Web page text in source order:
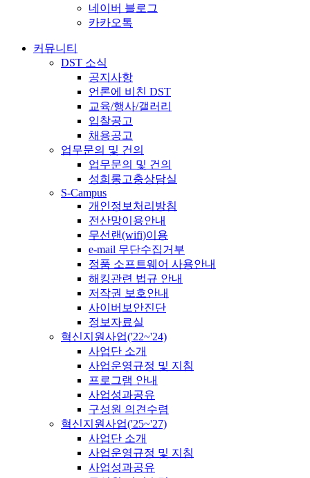
네이버 블로그
카카오톡
커뮤니티
DST 소식
공지사항
언론에 비친 DST
교육/행사/갤러리
입찰공고
채용공고
업무문의 및 건의
업무문의 및 건의
성희롱고충상담실
S-Campus
개인정보처리방침
전산망이용안내
무선랜(wifi)이용
e-mail 무단수집거부
정품 소프트웨어 사용안내
해킹관련 법규 안내
저작권 보호안내
사이버보안진단
정보자료실
혁신지원사업('22~'24)
사업단 소개
사업운영규정 및 지침
프로그램 안내
사업성과공유
구성원 의견수렴
혁신지원사업('25~'27)
사업단 소개
사업운영규정 및 지침
사업성과공유